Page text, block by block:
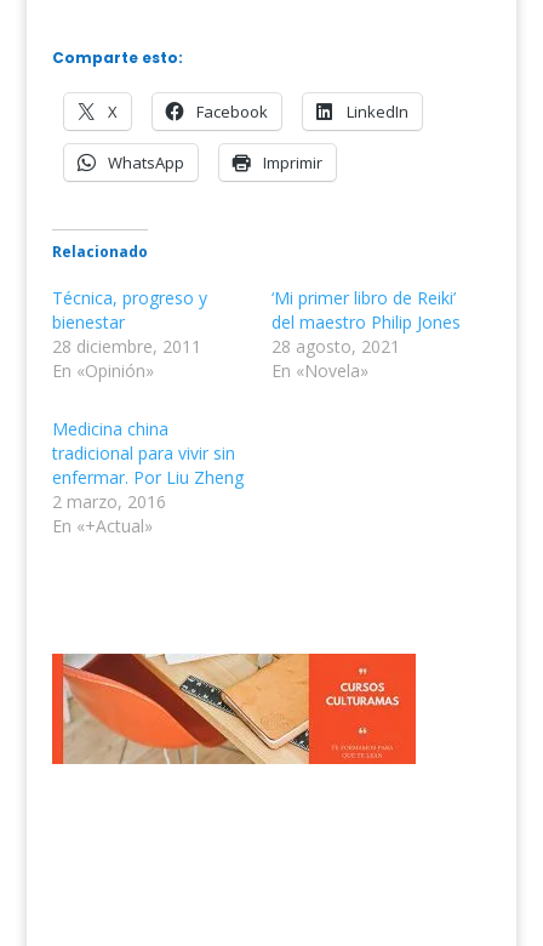
Comparte esto:
X Facebook LinkedIn
WhatsApp Imprimir
Relacionado
Técnica, progreso y
bienestar
28 diciembre, 2011
En «Opinión»
‘Mi primer libro de Reiki’
del maestro Philip Jones
28 agosto, 2021
En «Novela»
Medicina china
tradicional para vivir sin
enfermar. Por Liu Zheng
2 marzo, 2016
En «+Actual»